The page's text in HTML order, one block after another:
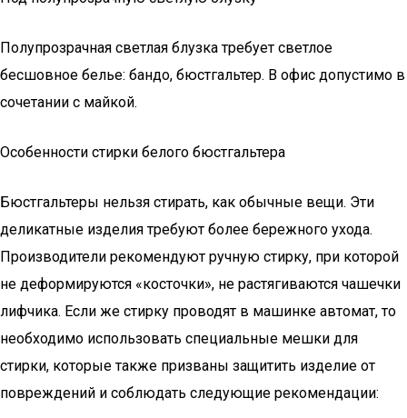
Полупрозрачная светлая блузка требует светлое
бесшовное белье: бандо, бюстгальтер. В офис допустимо в
сочетании с майкой.
Особенности стирки белого бюстгальтера
Бюстгальтеры нельзя стирать, как обычные вещи. Эти
деликатные изделия требуют более бережного ухода.
Производители рекомендуют ручную стирку, при которой
не деформируются «косточки», не растягиваются чашечки
лифчика. Если же стирку проводят в машинке автомат, то
необходимо использовать специальные мешки для
стирки, которые также призваны защитить изделие от
повреждений и соблюдать следующие рекомендации: